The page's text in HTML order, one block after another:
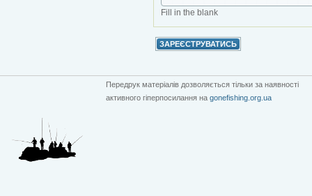
Fill in the blank
Передрук матеріалів дозволяється тільки за наявності
активного гіперпосилання на gonefishing.org.ua